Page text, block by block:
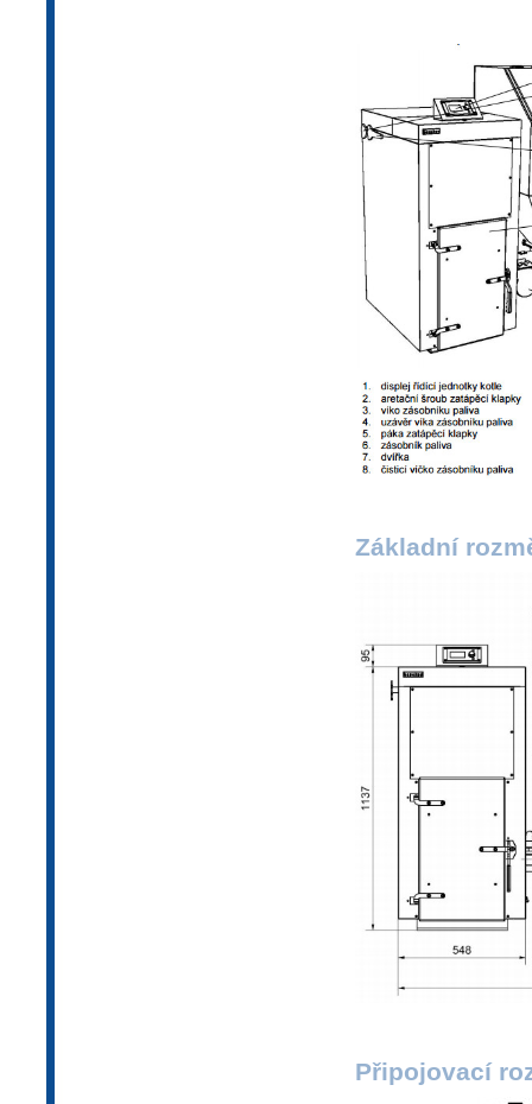
Základní
Připojovací